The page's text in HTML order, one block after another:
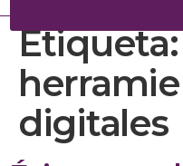
Etiqueta:
digitales